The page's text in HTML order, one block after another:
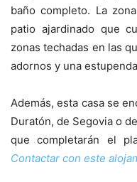
baño completo. La
patio ajardinado que
zonas techadas en las
adornos y una
Además, esta casa se
Duratón, de Segovia o
que completarán el
Contactar con este